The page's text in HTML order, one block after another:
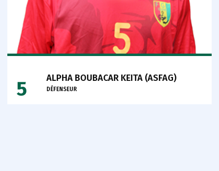
ALPHA BOUBACAR KEITA (ASFAG)
DÉFENSEUR
5